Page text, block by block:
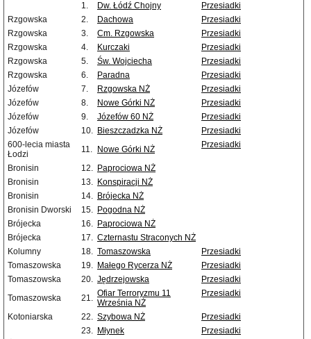
1.
Dw. Łódź Chojny
Przesiadki
Rzgowska
2. Dachowa
Przesiadki
Rzgowska
3. Cm. Rzgowska
Przesiadki
Rzgowska
4. Kurczaki
Przesiadki
Rzgowska
5. Św. Wojciecha
Przesiadki
Rzgowska
6. Paradna
Przesiadki
Józefów
7. Rzgowska NŻ
Przesiadki
Józefów
8. Nowe Górki NŻ
Przesiadki
Józefów
9. Józefów 60 NŻ
Przesiadki
Józefów
10. Bieszczadzka NŻ
Przesiadki
600-lecia miasta
Łodzi
11. Nowe Górki NŻ Przesiadki
Bronisin 12. Paprociowa NŻ
Bronisin
13. Konspiracji NŻ
Bronisin
14. Brójecka NŻ
Bronisin Dworski
15. Pogodna NŻ
Brójecka
16. Paprociowa NŻ
Brójecka
17. Czternastu Straconych NŻ
Kolumny
18. Tomaszowska
Przesiadki
Tomaszowska
19. Małego Rycerza NŻ
Przesiadki
Tomaszowska
20. Jędrzejowska
Przesiadki
Tomaszowska
21. Ofiar Terroryzmu 11
Września NŻ
Przesiadki
Kotoniarska 22. Szybowa NŻ
Przesiadki
23. Młynek
Przesiadki